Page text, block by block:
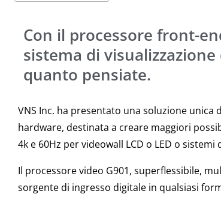
Con il processore front-
sistema di
quanto pensiate.
VNS Inc. ha presentato una soluzione
hardware, destinata a creare maggiori
4k e 60Hz per videowall LCD o LED o
Il processore video G901, superflessibile,
sorgente di ingresso digitale in qualsiasi